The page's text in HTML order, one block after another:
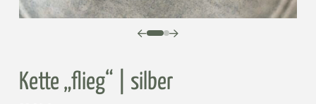
0 1
Kette „flieg“ | silber